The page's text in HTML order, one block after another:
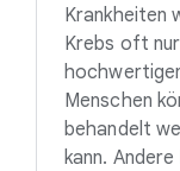
Krankheiten
Krebs oft
Menschen
behandelt
kann.